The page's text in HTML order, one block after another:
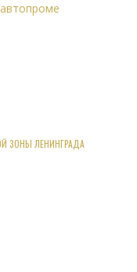
ЗОНЫ ЛЕНИНГРАДА